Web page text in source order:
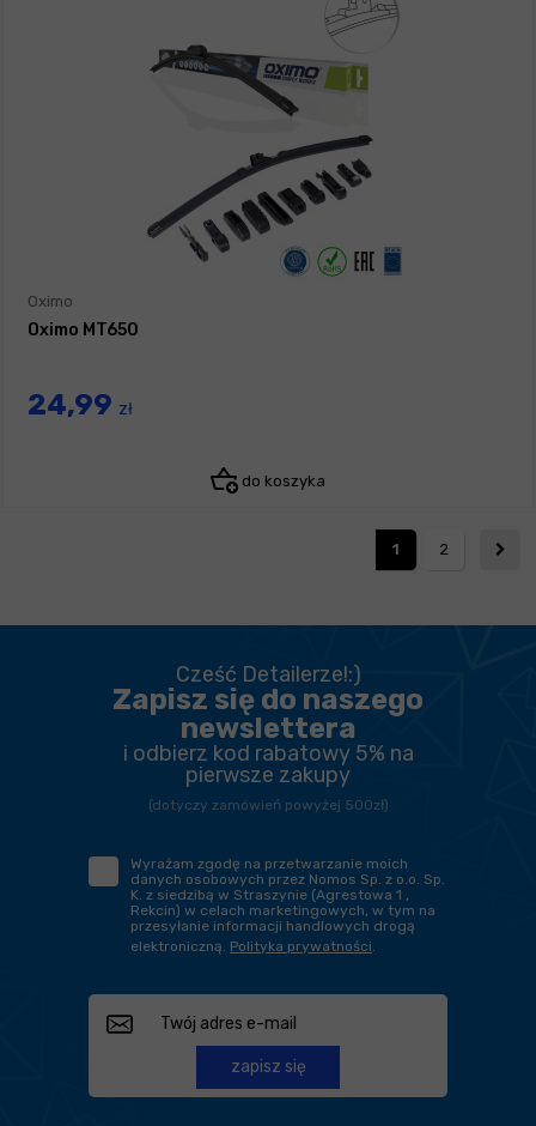
Oximo
Oximo MT650
24,99 zł
do koszyka
1 2
Cześć Detailerze!:)
Zapisz się do naszego
newslettera
i odbierz kod rabatowy 5% na
pierwsze zakupy
(dotyczy zamówień powyżej 500zł)
Wyrażam zgodę na przetwarzanie moich
danych osobowych przez Nomos Sp. z o.o. Sp.
K. z siedzibą w Straszynie (Agrestowa 1 ,
Rekcin) w celach marketingowych, w tym na
przesyłanie informacji handlowych drogą
elektroniczną. Polityka prywatności
zapisz się